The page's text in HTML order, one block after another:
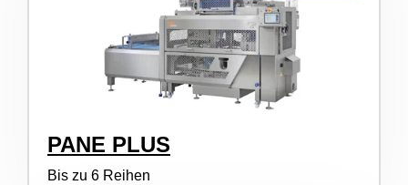
PANE PLUS
Bis zu 6 Reihen